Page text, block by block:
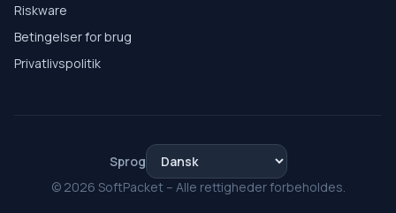
Riskware
Betingelser for brug
Privatlivspolitik
Sprog
© 2026 SoftPacket – Alle rettigheder forbeholdes.